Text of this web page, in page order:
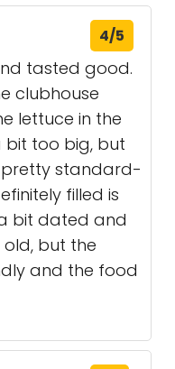
4/5
tasted good.
clubhouse
lettuce in the
too big, but
pretty standard-
filled is
bit dated and
but the
and the food